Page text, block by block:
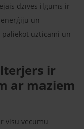
dzīves ilgums ir
un
uzticami un
ir
ar maziem
visu vecumu